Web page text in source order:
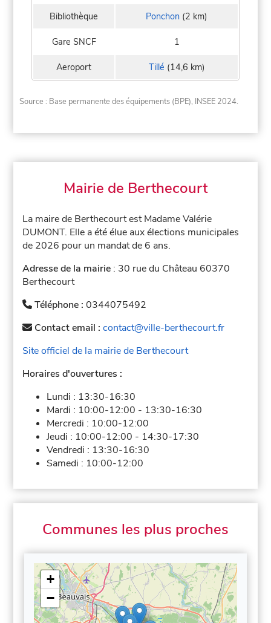
Bibliothèque Ponchon (2 km)
Gare SNCF 1
Aeroport Tillé (14,6 km)
Source : Base permanente des équipements (BPE), INSEE 2024.
Mairie de Berthecourt
La maire de Berthecourt est Madame Valérie
DUMONT. Elle a été élue aux élections municipales
de 2026 pour un mandat de 6 ans.
Adresse de la mairie : 30 rue du Château 60370
Berthecourt
Téléphone :0344075492
Contact email :contact@ville-berthecourt.fr
Site officiel de la mairie de Berthecourt
Horaires d'ouvertures :
Lundi : 13:30-16:30
Mardi : 10:00-12:00 - 13:30-16:30
Mercredi : 10:00-12:00
Jeudi : 10:00-12:00 - 14:30-17:30
Vendredi : 13:30-16:30
Samedi : 10:00-12:00
Communes les plus proches
+
−